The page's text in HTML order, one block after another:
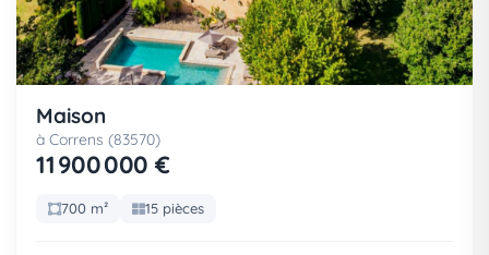
Maison
à Correns (83570)
11 900 000 €
700 m² 15 pièces